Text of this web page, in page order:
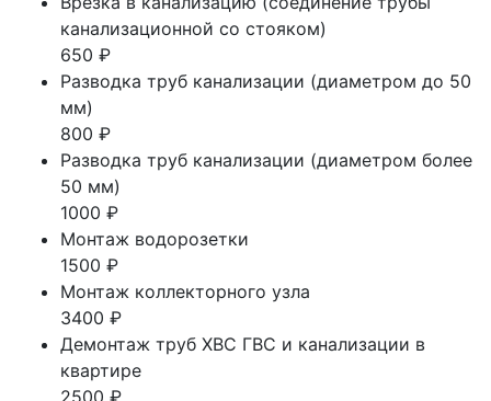
канализационной со стояком)
650 ₽
Разводка труб канализации (диаметром до 50
мм)
800 ₽
Разводка труб канализации (диаметром более
50 мм)
1000 ₽
Монтаж водорозетки
1500 ₽
Монтаж коллекторного узла
3400 ₽
Демонтаж труб ХВС ГВС и канализации в
квартире
2500 ₽